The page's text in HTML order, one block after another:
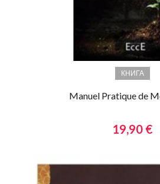
КНИГА
Manuel Pratique de
19,90 €